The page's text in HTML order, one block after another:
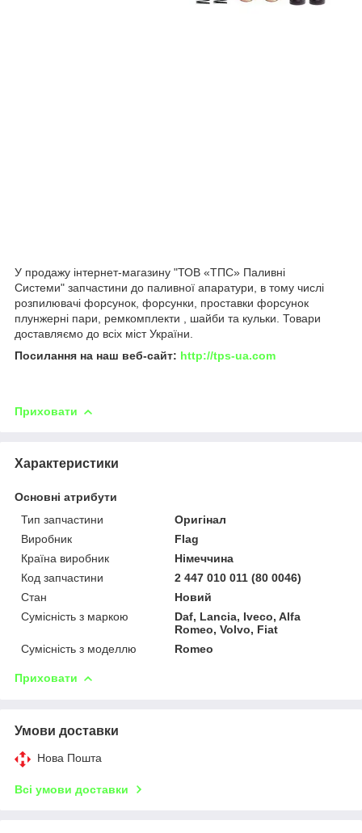
У продажу інтернет-магазину "ТОВ «ТПС» Паливні
Системи" запчастини до паливної апаратури, в тому числі
розпилювачі форсунок, форсунки, проставки форсунок
плунжерні пари, ремкомплекти , шайби та кульки. Товари
доставляємо до всіх міст України.
Посилання на наш веб-сайт: http://tps-ua.com
Приховати
Характеристики
Основні атрибути
Тип запчастини
Оригінал
Виробник
Flag
Країна виробник
Німеччина
Код запчастини
2 447 010 011 (80 0046)
Стан
Новий
Сумісність з маркою
Daf, Lancia, Iveco, Alfa
Romeo, Volvo, Fiat
Сумісність з моделлю
Romeo
Приховати
Умови доставки
Нова Пошта
Всі умови доставки